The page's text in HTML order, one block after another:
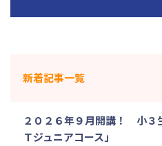
新着記事一覧
２０２６年９月開講！ 小
Ｔジュニアコース」